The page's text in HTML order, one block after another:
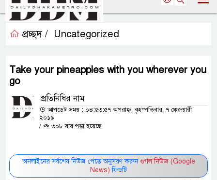
প্রচ্ছদ / Uncategorized
Take your pineapples with you wherever you
go
প্রতিনিধির নাম
আপডেট সময় : ০৪:৫৩:৫৭ অপরাহ্ন, বৃহস্পতিবার, ৭ ফেব্রুয়ারী
২০১৯
/
৩০৮ বার পড়া হয়েছে
অনলাইনের সর্বশেষ নিউজ পেতে অনুসরণ করুন গুগল নিউজ (Google
News) ফিডটি